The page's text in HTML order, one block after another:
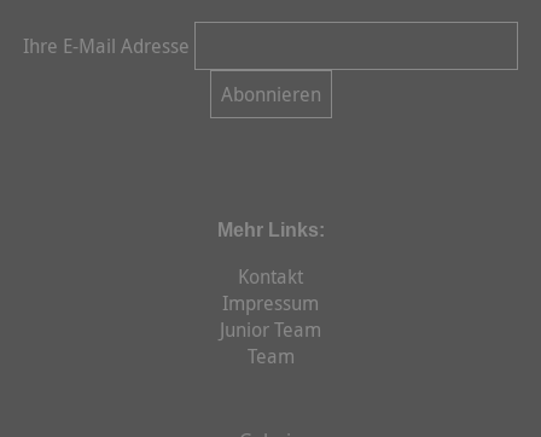
Ihre E-Mail Adresse
Mehr Links:
Kontakt
Impressum
Junior Team
Team